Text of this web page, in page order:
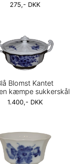
275,- DKK
Blomst Kantet
kæmpe sukkerskål
1.400,- DKK